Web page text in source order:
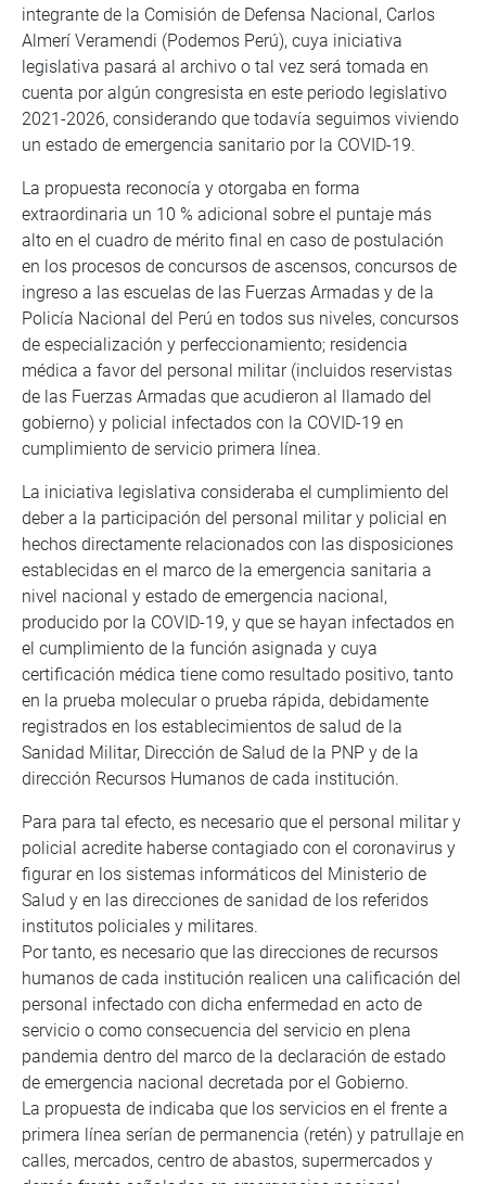
integrante de la Comisión de Defensa Nacional, Carlos
Almerí Veramendi (Podemos Perú), cuya iniciativa
legislativa pasará al archivo o tal vez será tomada en
cuenta por algún congresista en este periodo legislativo
2021-2026, considerando que todavía seguimos viviendo
un estado de emergencia sanitario por la COVID-19.
La propuesta reconocía y otorgaba en forma
extraordinaria un 10 % adicional sobre el puntaje más
alto en el cuadro de mérito final en caso de postulación
en los procesos de concursos de ascensos, concursos de
ingreso a las escuelas de las Fuerzas Armadas y de la
Policía Nacional del Perú en todos sus niveles, concursos
de especialización y perfeccionamiento; residencia
médica a favor del personal militar (incluidos reservistas
de las Fuerzas Armadas que acudieron al llamado del
gobierno) y policial infectados con la COVID-19 en
cumplimiento de servicio primera línea.
La iniciativa legislativa consideraba el cumplimiento del
deber a la participación del personal militar y policial en
hechos directamente relacionados con las disposiciones
establecidas en el marco de la emergencia sanitaria a
nivel nacional y estado de emergencia nacional,
producido por la COVID-19, y que se hayan infectados en
el cumplimiento de la función asignada y cuya
certificación médica tiene como resultado positivo, tanto
en la prueba molecular o prueba rápida, debidamente
registrados en los establecimientos de salud de la
Sanidad Militar, Dirección de Salud de la PNP y de la
dirección Recursos Humanos de cada institución.
Para para tal efecto, es necesario que el personal militar y
policial acredite haberse contagiado con el coronavirus y
figurar en los sistemas informáticos del Ministerio de
Salud y en las direcciones de sanidad de los referidos
institutos policiales y militares.
Por tanto, es necesario que las direcciones de recursos
humanos de cada institución realicen una calificación del
personal infectado con dicha enfermedad en acto de
servicio o como consecuencia del servicio en plena
pandemia dentro del marco de la declaración de estado
de emergencia nacional decretada por el Gobierno.
La propuesta de indicaba que los servicios en el frente a
primera línea serían de permanencia (retén) y patrullaje en
calles, mercados, centro de abastos, supermercados y